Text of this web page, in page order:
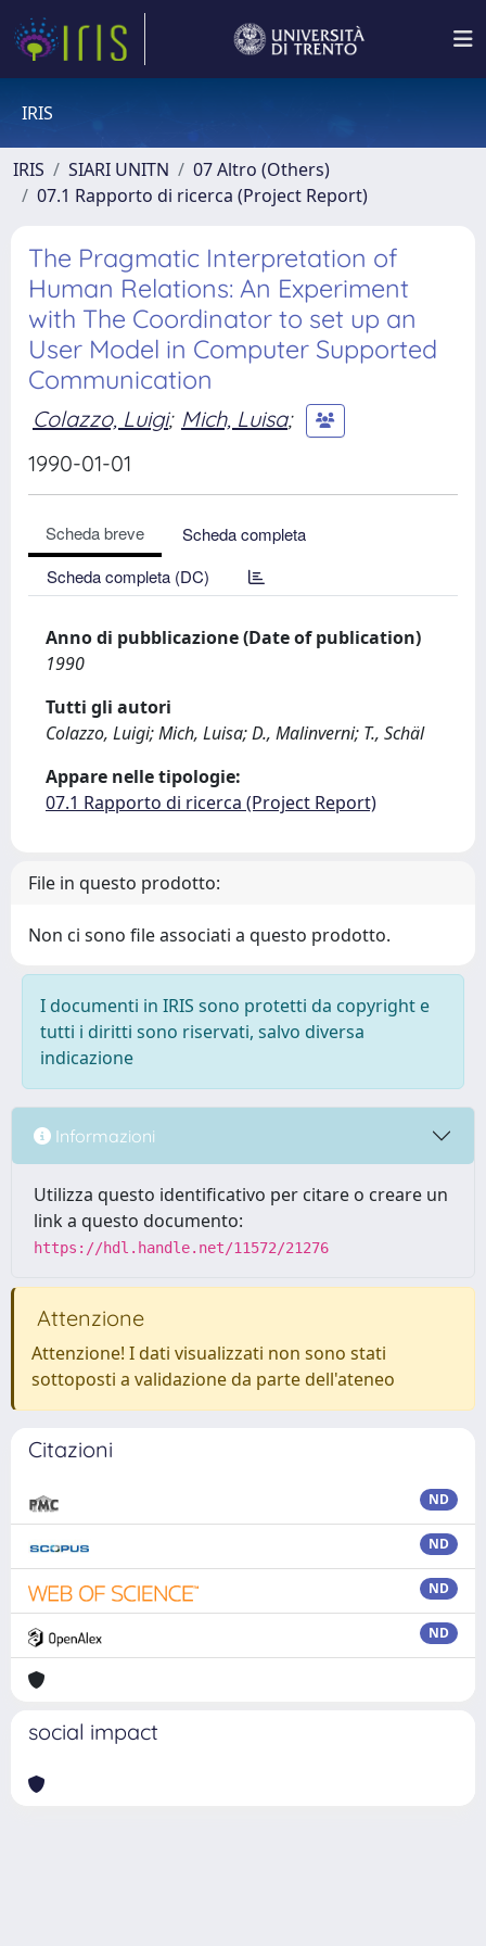
IRIS
IRIS SIARI UNITN
07 Altro (Others)
07.1 Rapporto di ricerca (Project Report)
The Pragmatic Interpretation of
Human Relations: An Experiment
with The Coordinator to set up an
User Model in Computer Supported
Communication
Colazzo, Luigi; Mich, Luisa;
1990-01-01
Scheda breve
Scheda completa
Scheda completa (DC)
Anno di pubblicazione (Date of publication)
1990
Tutti gli autori
Colazzo, Luigi; Mich, Luisa; D., Malinverni; T., Schäl
Appare nelle tipologie:
07.1 Rapporto di ricerca (Project Report)
File in questo prodotto:
Non ci sono file associati a questo prodotto.
I documenti in IRIS sono protetti da copyright e
tutti i diritti sono riservati, salvo diversa
indicazione
Informazioni
Utilizza questo identificativo per citare o creare un
link a questo documento:
https://hdl.handle.net/11572/21276
Attenzione
Attenzione! I dati visualizzati non sono stati
sottoposti a validazione da parte dell'ateneo
Citazioni
ND
ND
ND
ND
social impact